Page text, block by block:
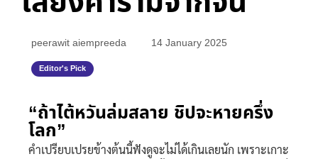
peerawit aiempreeda 14 January 2025
Editor's Pick
“ถ้าไต้หวันล่มสลาย ชิปจะหายครึ่ง
โลก”
คำเปรียบเปรยข้างต้นนี้ฟังดูจะไม่ได้เกินเลยนัก เพราะเกาะ